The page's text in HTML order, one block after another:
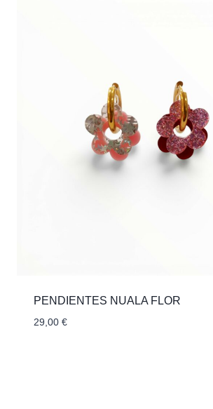
PENDIENTES NUALA FLOR
29,00 €